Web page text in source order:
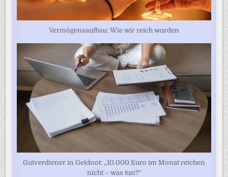
Vermögensaufbau: Wie wir reich wurden
Gutverdiener in Geldnot: „10.000 Euro im Monat reichen
nicht – was tun?“